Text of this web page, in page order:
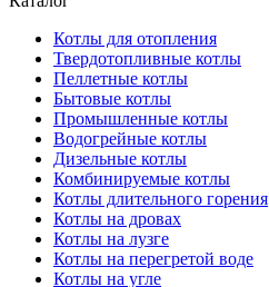
Котлы для отопления
Твердотопливные котлы
Пеллетные котлы
Бытовые котлы
Промышленные котлы
Водогрейные котлы
Дизельные котлы
Комбинируемые котлы
Котлы длительного горения
Котлы на дровах
Котлы на лузге
Котлы на перегретой воде
Котлы на угле